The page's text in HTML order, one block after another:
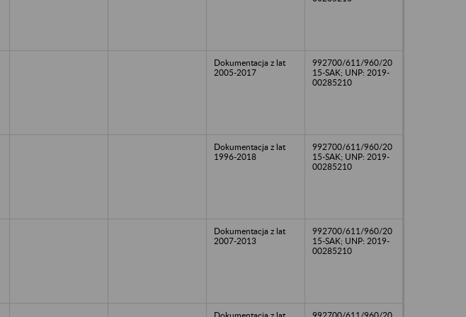
Dokumentacja z lat
2005-2017
992700/611/960/20
15-SAK; UNP: 2019-
00285210
Dokumentacja z lat
1996-2018
992700/611/960/20
15-SAK; UNP: 2019-
00285210
Dokumentacja z lat
2007-2013
992700/611/960/20
15-SAK; UNP: 2019-
00285210